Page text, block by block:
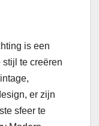
is een
te creëren
er zijn
sfeer te